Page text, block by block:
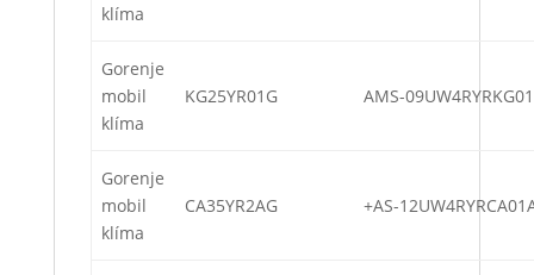
klíma
Gorenje
mobil
klíma
KG25YR01G AMS-09UW4RYRKG01
Gorenje
mobil
klíma
CA35YR2AG +AS-